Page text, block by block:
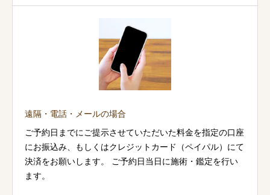
遠隔・電話・メールの場合
ご予約日までにご提示させていただいた料金を指定の口座
にお振込み、もしくはクレジットカード（ペイパル）にて
決済をお願いします。 ご予約日当日に施術・鑑定を行い
ます。